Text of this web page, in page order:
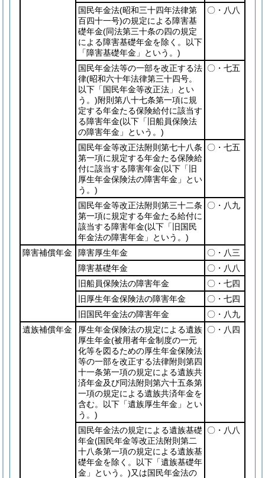
国民年金法(昭和三十四年法律第
百四十一号)の規定による障害基
礎年金(同法第三十条の四の規定
による障害基礎年金を除く。以下
「障害基礎年金」という。)
〇・八八
国民年金法等の一部を改正する法
律(昭和六十年法律第三十四号。
以下「国民年金等改正法」とい
う。)附則第八十七条第一項に規
定する年金たる保険給付に該当す
る障害年金(以下「旧船員保険法
の障害年金」という。)
〇・七五
国民年金等改正法附則第七十八条
第一項に規定する年金たる保険給
付に該当する障害年金(以下「旧
厚生年金保険法の障害年金」とい
う。)
〇・七五
国民年金等改正法附則第三十二条
第一項に規定する年金たる給付に
該当する障害年金(以下「旧国民
年金法の障害年金」という。)
〇・八九
障害補償年金 障害厚生年金
〇・八三
障害基礎年金
〇・八八
旧船員保険法の障害年金
〇・七四
旧厚生年金保険法の障害年金
〇・七四
旧国民年金法の障害年金
〇・八九
遺族補償年金
厚生年金保険法の規定による遺族
厚生年金(被用者年金制度の一元
化等を図るための厚生年金保険法
等の一部を改正する法律附則第四
十一条第一項の規定による遺族共
済年金及び同法附則第六十五条第
一項の規定による遺族共済年金を
含む。以下「遺族厚生年金」とい
う。)
〇・八四
国民年金法の規定による遺族基礎
年金(国民年金等改正法附則第二
十八条第一項の規定による遺族基
礎年金を除く。以下「遺族基礎年
金」という。)又は国民年金法の
〇・八八